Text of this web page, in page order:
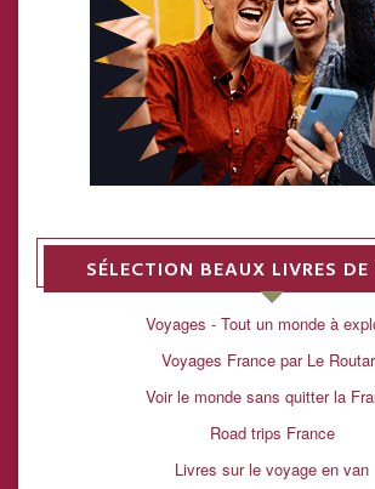
SÉLECTION BEAUX LIVRES
Voyages - Tout un monde à
Voyages France par Le
Voir le monde sans quitter la
Road trips France
Livres sur le voyage en van